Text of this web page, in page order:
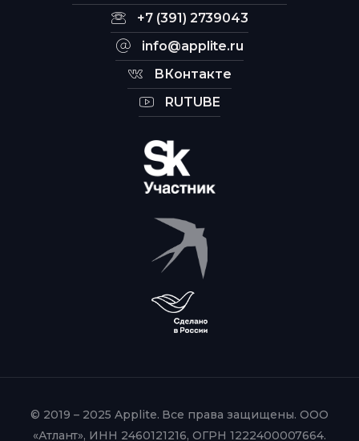
+7 (391) 2739043
info@applite.ru
ВКонтакте
RUTUBE
© 2019 – 2025 Applite. Все права защищены. ООО
«Атлант», ИНН 2460121216, ОГРН 1222400007664.